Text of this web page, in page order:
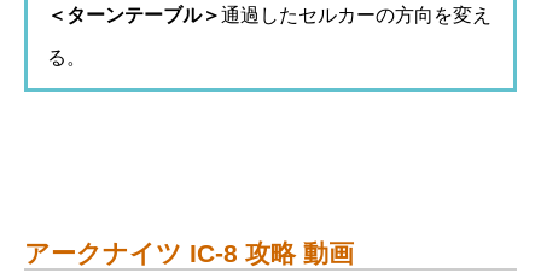
＜ターンテーブル＞通過したセルカーの方向を変え
る。
アークナイツ IC-8 攻略 動画